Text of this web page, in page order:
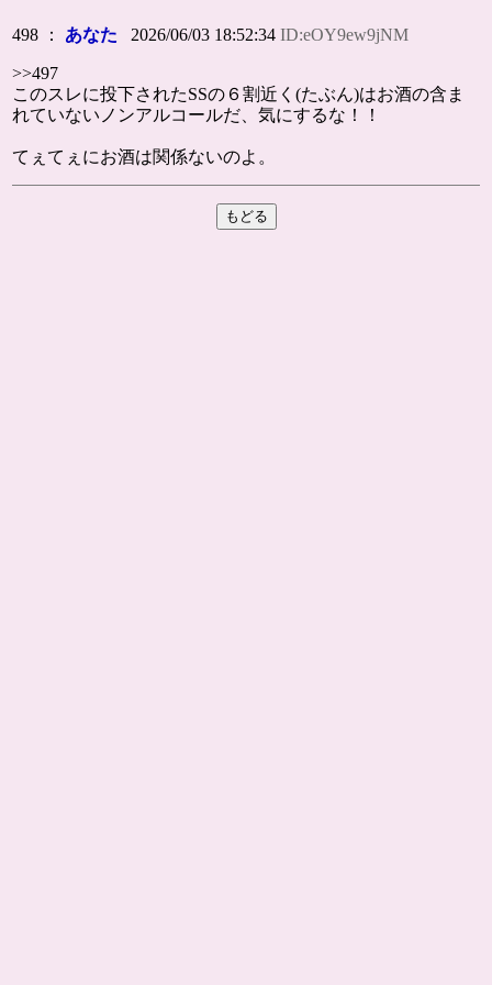
498 ： あなた 2026/06/03 18:52:34ID:eOY9ew9jNM
>>497
このスレに投下されたSSの６割近く(たぶん)はお酒の含ま
れていないノンアルコールだ、気にするな！！
てぇてぇにお酒は関係ないのよ。